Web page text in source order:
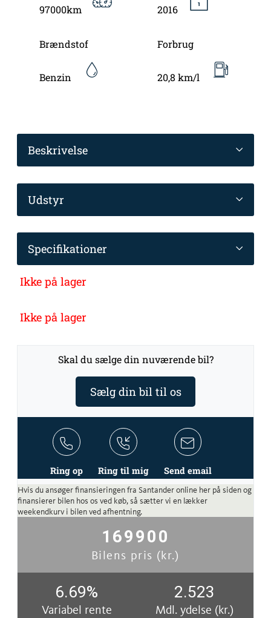
97000km 2016
Brændstof
Benzin
Forbrug
20,8 km/l
Beskrivelse
Udstyr
Specifikationer
Ikke på lager
Ikke på lager
Skal du sælge din nuværende bil?
Sælg din bil til os
Ring op Ring til mig Send email
Hvis du ansøger finansieringen fra Santander online her på siden og
finansierer bilen hos os ved køb, så sætter vi en lækker
weekendkurv i bilen ved afhentning.
169900
Bilens pris (kr.)
6.69%
Variabel rente
2.523
Mdl. ydelse (kr.)